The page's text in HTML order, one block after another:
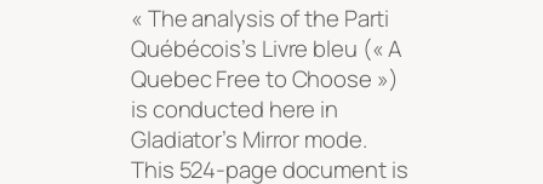
« The analysis of the Parti
Québécois’s Livre bleu (« A
Quebec Free to Choose »)
is conducted here in
Gladiator’s Mirror mode.
This 524-page document is